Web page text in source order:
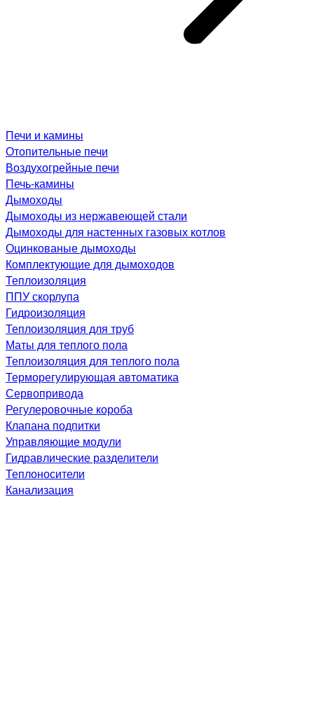
Печи и камины
Отопительные печи
Воздухогрейные печи
Печь-камины
Дымоходы
Дымоходы из нержавеющей стали
Дымоходы для настенных газовых котлов
Оцинкованые дымоходы
Комплектующие для дымоходов
Теплоизоляция
ППУ скорлупа
Гидроизоляция
Теплоизоляция для труб
Маты для теплого пола
Теплоизоляция для теплого пола
Терморегулирующая автоматика
Сервопривода
Регулеровочные короба
Клапана подпитки
Управляющие модули
Гидравлические разделители
Теплоносители
Канализация